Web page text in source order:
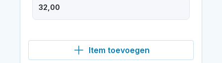
Item toevoegen